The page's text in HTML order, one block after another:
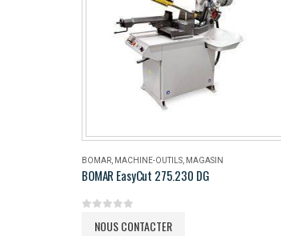
BOMAR, MACHINE-OUTILS, MAGASIN
BOMAR EasyCut 275.230 DG
NOUS CONTACTER